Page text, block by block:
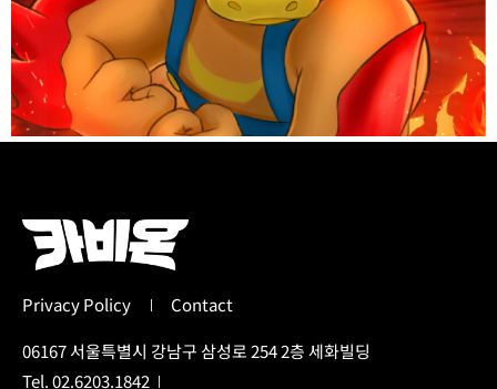
Privacy Policy
Contact
06167 서울특별시 강남구 삼성로 254 2층 세화빌딩
Tel. 02.6203.1842